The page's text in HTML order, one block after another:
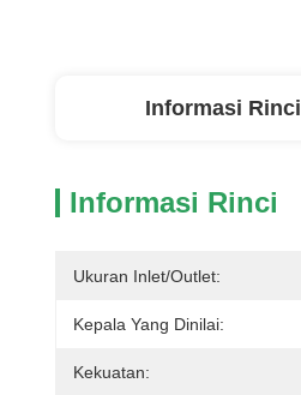
Informasi Rinci
Informasi Rinci
Ukuran Inlet/outlet:
Kepala Yang Dinilai:
Kekuatan: